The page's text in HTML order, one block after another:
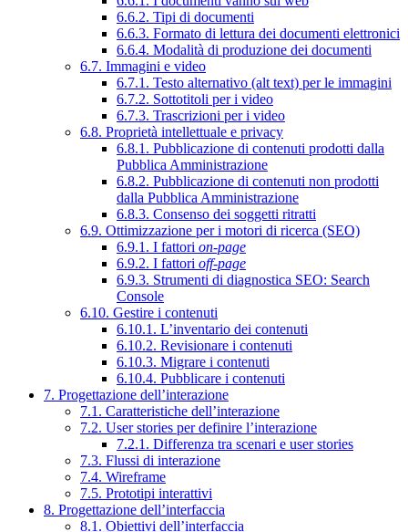
6.6.2. Tipi di documenti
6.6.3. Formato di lettura dei documenti elettronici
6.6.4. Modalità di produzione dei documenti
6.7. Immagini e video
6.7.1. Testo alternativo (alt text) per le immagini
6.7.2. Sottotitoli per i video
6.7.3. Trascrizioni per i video
6.8. Proprietà intellettuale e privacy
6.8.1. Pubblicazione di contenuti prodotti dalla
Pubblica Amministrazione
6.8.2. Pubblicazione di contenuti non prodotti
dalla Pubblica Amministrazione
6.8.3. Consenso dei soggetti ritratti
6.9. Ottimizzazione per i motori di ricerca (SEO)
6.9.1. I fattori on-page
6.9.2. I fattori off-page
6.9.3. Strumenti di diagnostica SEO: Search
Console
6.10. Gestire i contenuti
6.10.1. L’inventario dei contenuti
6.10.2. Revisionare i contenuti
6.10.3. Migrare i contenuti
6.10.4. Pubblicare i contenuti
7. Progettazione dell’interazione
7.1. Caratteristiche dell’interazione
7.2. User stories per definire l’interazione
7.2.1. Differenza tra scenari e user stories
7.3. Flussi di interazione
7.4. Wireframe
7.5. Prototipi interattivi
8. Progettazione dell’interfaccia
8.1. Obiettivi dell’interfaccia